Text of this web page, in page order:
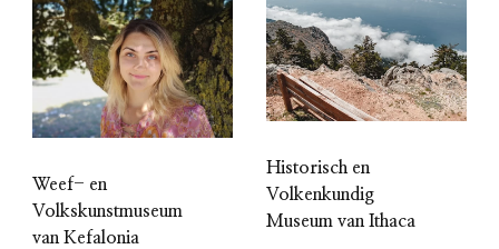
Weef- en
Volkskunstmuseum
van Kefalonia
Historisch en
Volkenkundig
Museum van Ithaca